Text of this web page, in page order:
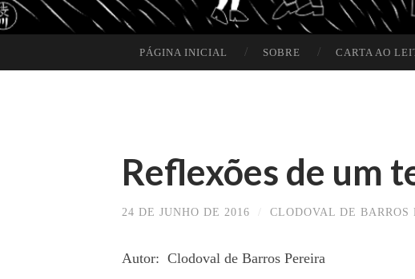
PÁGINA INICIAL SOBRE CARTA AO
Reflexões de um
24 DE JUNHO DE 2016 / CLODOVAL DE BARROS
Autor: Clodoval de Barros Pereira